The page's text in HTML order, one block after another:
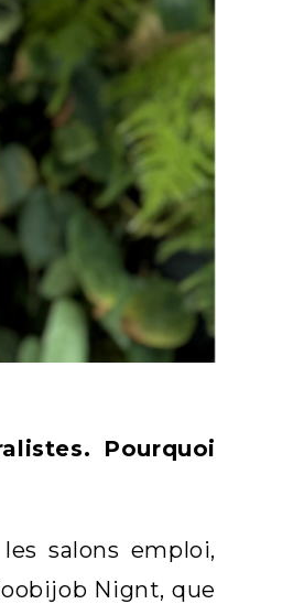
Pourquoi
salons emploi,
Nignt, que